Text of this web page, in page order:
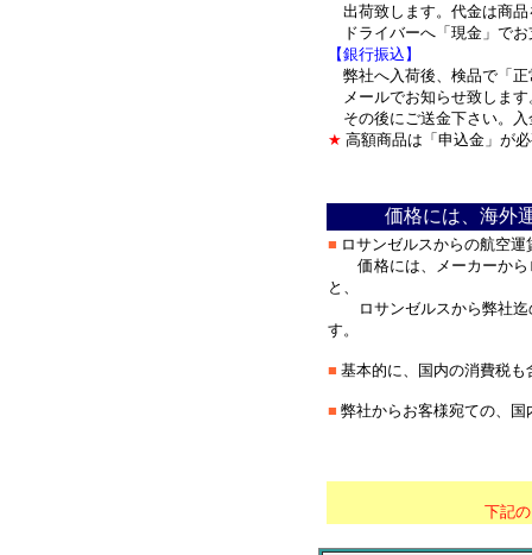
出荷致します。代金は商品
ドライバーへ「現金」で
【銀行振込】
弊社へ入荷後、検品で「正
メールでお知らせ致します
その後にご送金下さい。入
★ 高額商品は「申込金」が
価格には、海外
■ ロサンゼルスからの航空
価格には、メーカーから
と、
ロサンゼルスから弊社迄
す。
■ 基本的に、国内の消費税も
■ 弊社からお客様宛ての、
下記